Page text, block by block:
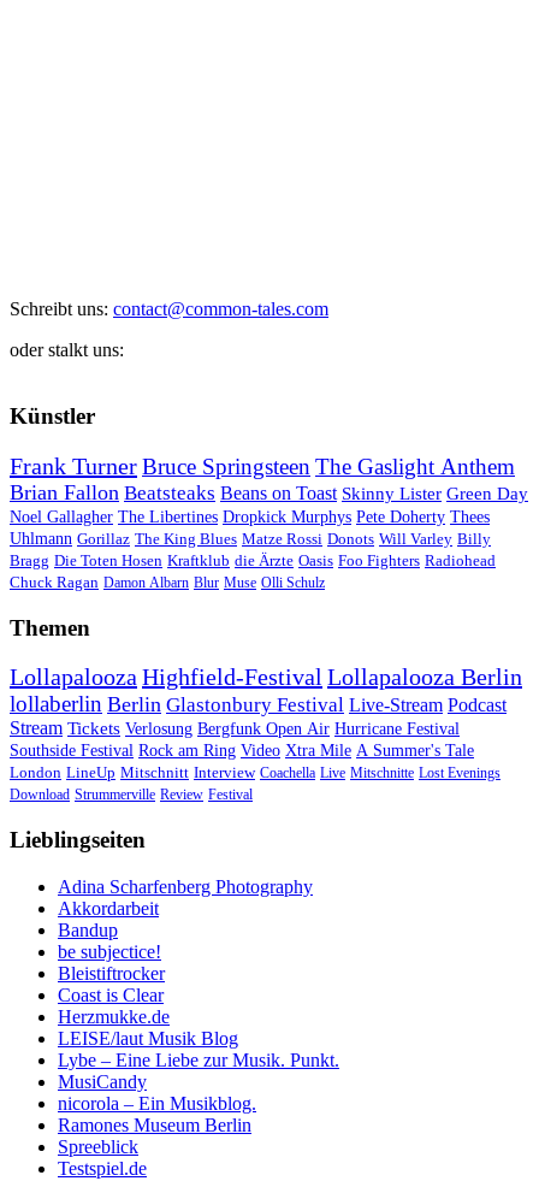
Schreibt uns: contact@common-tales.com
oder stalkt uns:
Künstler
Frank TurnerBruce Springsteen The Gaslight Anthem
Brian Fallon Beatsteaks Beans on Toast Skinny Lister Green Day
Noel Gallagher The Libertines Dropkick Murphys Pete Doherty Thees
Uhlmann Gorillaz The King Blues Matze Rossi Donots Will Varley Billy
Bragg Die Toten Hosen Kraftklub die Ärzte Oasis Foo Fighters Radiohead
Chuck Ragan Damon Albarn Blur Muse Olli Schulz
Themen
Lollapalooza Highfield-Festival Lollapalooza Berlin
lollaberlin Berlin Glastonbury Festival Live-Stream Podcast
Stream Tickets Verlosung Bergfunk Open Air Hurricane Festival
Southside Festival Rock am Ring Video Xtra Mile A Summer's Tale
London LineUp Mitschnitt Interview Coachella Live Mitschnitte Lost Evenings
Download Strummerville Review Festival
Lieblingseiten
Adina Scharfenberg Photography
Akkordarbeit
Bandup
be subjectice!
Bleistiftrocker
Coast is Clear
Herzmukke.de
LEISE/laut Musik Blog
Lybe – Eine Liebe zur Musik. Punkt.
MusiCandy
nicorola – Ein Musikblog.
Ramones Museum Berlin
Spreeblick
Testspiel.de